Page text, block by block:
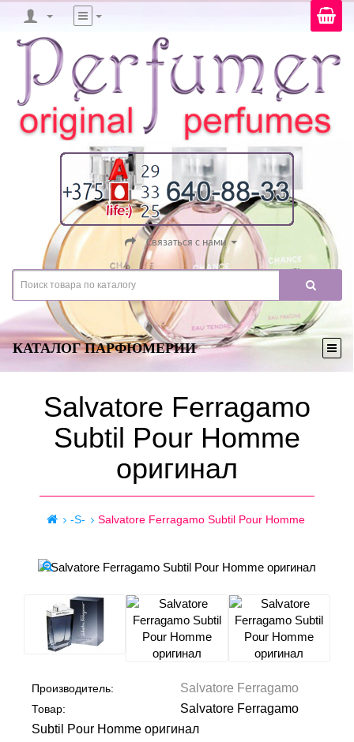
Связаться с нами
КАТАЛОГ ПАРФЮМЕРИИ
Salvatore Ferragamo
Subtil Pour Homme
оригинал
-S- Salvatore Ferragamo Subtil Pour Homme
Производитель: Salvatore Ferragamo
Товар:
Salvatore Ferragamo
Subtil Pour Homme оригинал